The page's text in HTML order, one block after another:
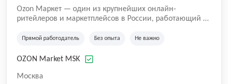
Ozon Маркет — один из крупнейших онлайн-
ритейлеров и маркетплейсов в России, работающий по
покупателей получать нужные товары быстро и
всей стране. Наши курьеры и водители — важная
клиентов вовремя и с улыбкой 😊 Работая у нас, вы
Прямой работодатель Без опыта Не важно
OZON Market MSK
Москва